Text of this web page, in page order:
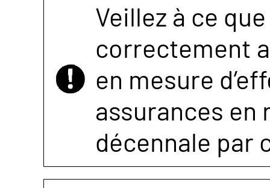
Veillez à ce
correctement
en mesure
assurances
décennale par